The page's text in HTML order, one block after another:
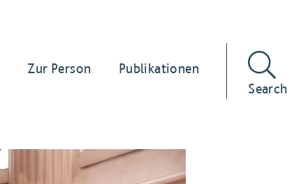
Zur Person
Publikationen
Search